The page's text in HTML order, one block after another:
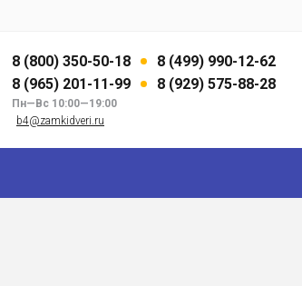
8 (800) 350-50-18
8 (499) 990-12-62
8 (965) 201-11-99
8 (929) 575-88-28
Пн—Вс 10:00—19:00
b4@zamkidveri.ru